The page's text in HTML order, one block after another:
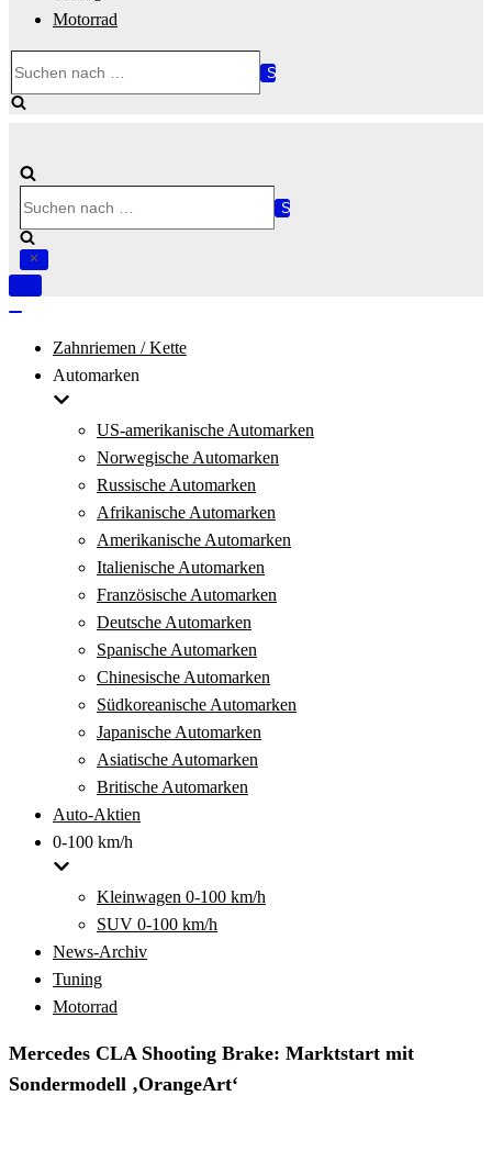
Motorrad
nach …
nach …
Navigation
Zahnriemen / Kette
Automarken
US-amerikanische Automarken
Norwegische Automarken
Russische Automarken
Afrikanische Automarken
Amerikanische Automarken
Italienische Automarken
Französische Automarken
Deutsche Automarken
Spanische Automarken
Chinesische Automarken
Südkoreanische Automarken
Japanische Automarken
Asiatische Automarken
Britische Automarken
Auto-Aktien
0-100 km/h
Kleinwagen 0-100 km/h
SUV 0-100 km/h
News-Archiv
Tuning
Motorrad
Mercedes CLA Shooting Brake: Marktstart mit
Sondermodell ‚OrangeArt‘